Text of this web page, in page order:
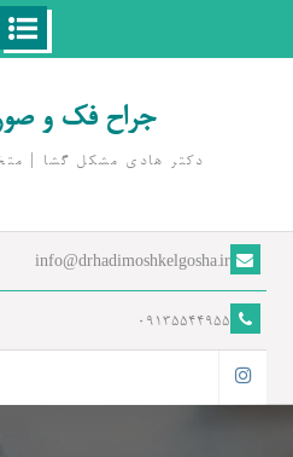
جراح فک و
دکتر هادی مشکل گشا |
info@drhadimoshkelgosha.ir
09135544955